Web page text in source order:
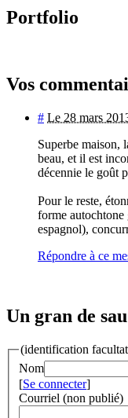
Portfolio
Vos
# Le 28 mars
Superbe maison,
beau, et il est
décennie le goût
Pour le reste,
forme autochtone
espagnol),
Répondre à ce
Un gran de
(identification
Nom
[Se connecter]
Courriel (non publié)